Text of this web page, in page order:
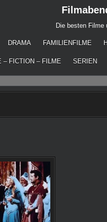
Die besten Filme
DRAMA FAMILIENFILME
– FICTION – FILME SERIEN